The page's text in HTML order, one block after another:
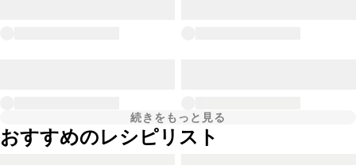
続きをもっと見る
おすすめのレシピリスト